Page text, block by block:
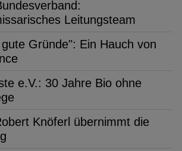
Leitungsteam
Gründe": Ein Hauch von
e.V.: 30 Jahre Bio ohne
Knöferl übernimmt die